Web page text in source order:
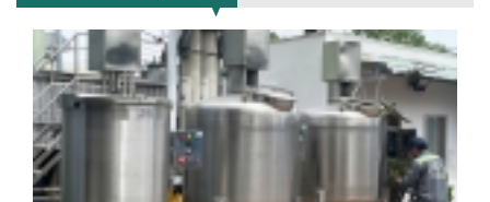
Chính sách bảo hành
khuấy...
TỐI ƯU CHI PHÍ SẢN XUẤT VỚI MÁY TRỘN
SƠN CÔNG NGHIỆP HIỆN ĐẠI
Khám phá cách máy trộn sơn công
nghiệp giúp doanh nghiệp tiết kiệm
nguyên liệu, nhân công và chi phí vận